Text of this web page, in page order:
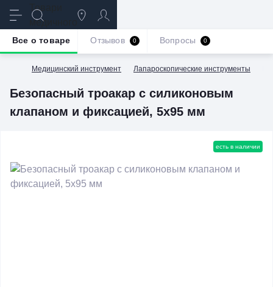
Медицинский инструмент Лапароскопические инструменты
Безопасный троакар с силиконовым
клапаном и фиксацией, 5х95 мм
Все о товаре Отзывов 0 Вопросы 0
есть в наличии